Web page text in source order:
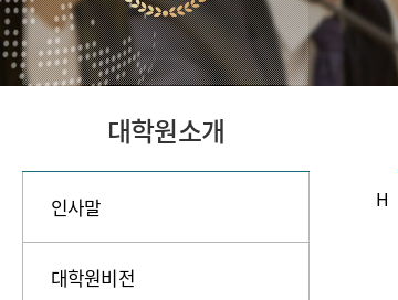
대학원소개
인사말
대학원비전
H